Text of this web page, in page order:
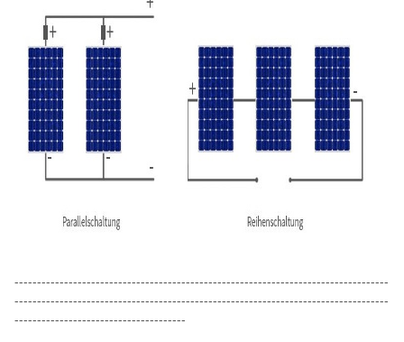
-----------------------------------------------------------------------------------
-----------------------------------------------------------------------------------
--------------------------------------